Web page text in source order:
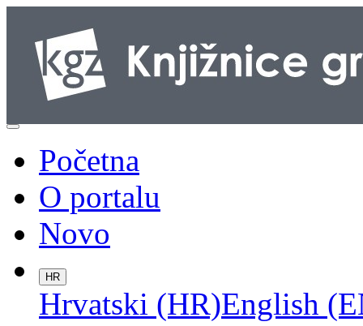
Početna
O portalu
Novo
HR
Hrvatski (HR)English